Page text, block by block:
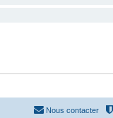
Nous contacter